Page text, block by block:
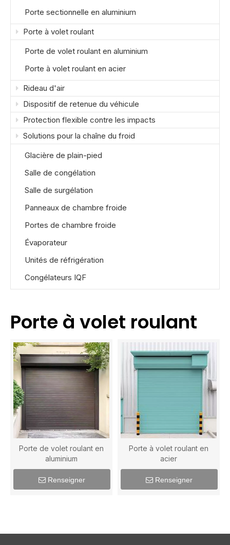
Porte sectionnelle en aluminium
Porte à volet roulant
Porte de volet roulant en aluminium
Porte à volet roulant en acier
Rideau d'air
Dispositif de retenue du véhicule
Protection flexible contre les impacts
Solutions pour la chaîne du froid
Glacière de plain-pied
Salle de congélation
Salle de surgélation
Panneaux de chambre froide
Portes de chambre froide
Évaporateur
Unités de réfrigération
Congélateurs IQF
Porte à volet roulant
Porte de volet roulant en
aluminium
Renseigner
Porte à volet roulant en
acier
Renseigner